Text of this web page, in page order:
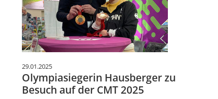
29.01.2025
Olympiasiegerin Hausberger zu
Besuch auf der CMT 2025